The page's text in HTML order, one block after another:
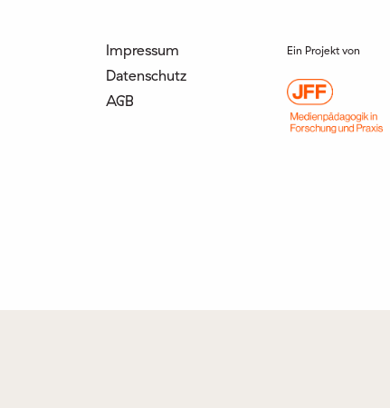
Impressum
Datenschutz
AGB
Ein Projekt von